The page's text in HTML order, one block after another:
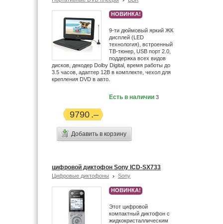
Dune (5)
Dvico (2)
DVTech (1)
Edic (6)
Ellion (4)
EMOL (2)
Ergo (1)
Ericsson (1)
Eton (23)
Explay (4)
Garmin (8)
Gmini (2)
Grace Digital (2)
Grundig (14)
Gueray (12)
Haier (4)
НОВИНКА!
9-ти дюймовый яркий ЖК
дисплей (LED
технология), встроенный
ТВ-тюнер, USB порт 2.0,
поддержка всех видов
дисков, декодер Dolby Digital, время работы до
3.5 часов, адаптер 12В в комплекте, чехол для
крепления DVD в авто.
Есть в наличии 3
9790
Добавить в корзину
цифровой диктофон Sony ICD-SX733
Цифровые диктофоны Sony
НОВИНКА!
Этот цифровой
компактный диктофон с
жидкокристаллическим